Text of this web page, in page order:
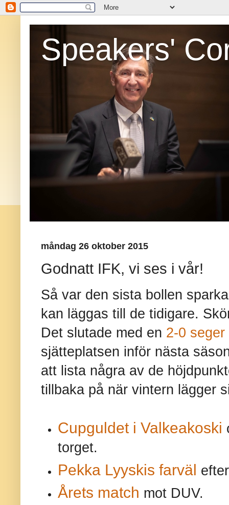
Speakers'
måndag 26 oktober 2015
Godnatt IFK, vi ses i vår!
Så var den sista bollen
kan läggas till de tidigare.
Det slutade med en 2-0
sjätteplatsen inför nästa
att lista några av de
tillbaka på när vintern lägger
Cupguldet i Valkeakoski
torget.
Pekka Lyyskis farväl
Årets match mot DUV.